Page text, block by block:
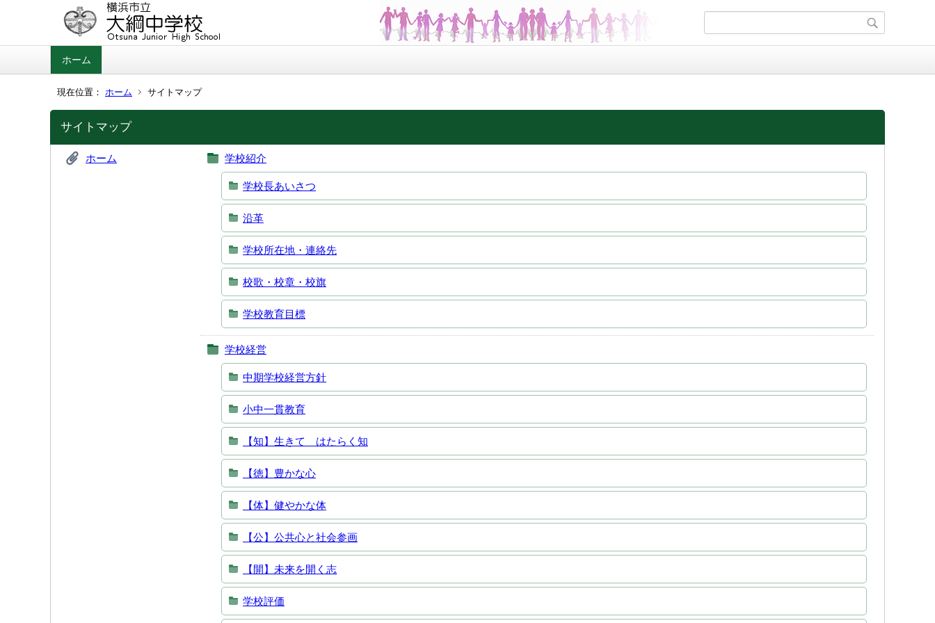
ホーム
現在位置： ホーム サイトマップ
サイトマップ
ホーム 学校紹介
学校長あいさつ
沿革
学校所在地・連絡先
校歌・校章・校旗
学校教育目標
学校経営
中期学校経営方針
小中一貫教育
【知】生きて はたらく知
【徳】豊かな心
【体】健やかな体
【公】公共心と社会参画
【開】未来を開く志
学校評価